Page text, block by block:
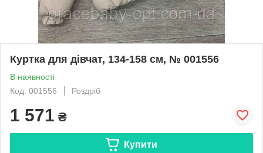
Куртка для дівчат, 134-158 см, № 001556
В наявності
Код: 001556
Роздріб
1 571 ₴
Купити